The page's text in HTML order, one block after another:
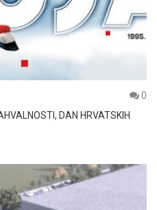
0
DAN HRVATSKIH